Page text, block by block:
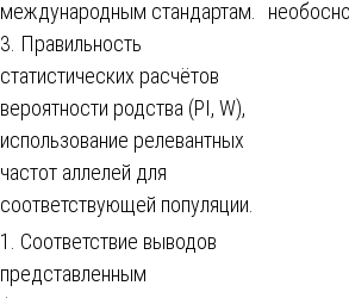
международным стандартам.
3. Правильность
статистических расчётов
вероятности родства (PI, W),
использование релевантных
частот аллелей для
соответствующей популяции.
1. Соответствие выводов
представленным